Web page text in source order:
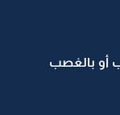
أو بالغصب